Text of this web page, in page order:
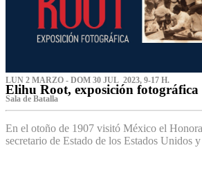
LUN 2 MARZO - DOM 30 JUL 2023, 9-17 H.
Elihu Root, exposición fotográfica
Sala de Batalla
En el otoño de 1907 visitó México el
secretario de Estado de los Estados Unidos